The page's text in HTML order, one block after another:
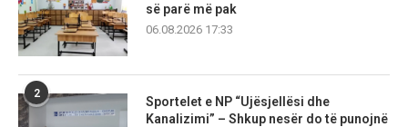
së parë më pak
06.08.2026 17:33
2
Sportelet e NP “Ujësjellësi dhe
Kanalizimi” – Shkup nesër do të punojnë